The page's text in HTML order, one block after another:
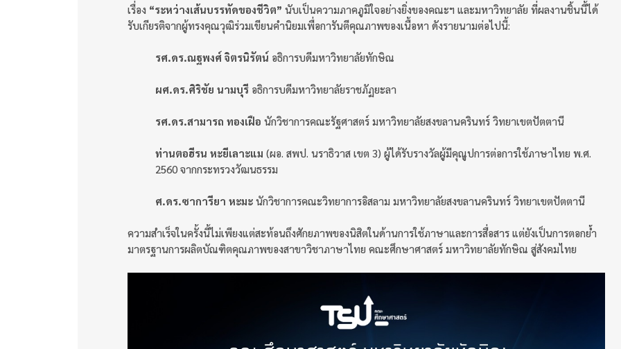
เรื่อง “ระหว่างเส้นบรรทัดของชีวิต” นับเป็นความภาคภูมิใจอย่างยิ่งของคณะฯ และมหาวิทยาลัย ที่ผลงานชิ้นนี้ได้
รับเกียรติจากผู้ทรงคุณวุฒิร่วมเขียนคำนิยมเพื่อการันตีคุณภาพของเนื้อหา ดังรายนามต่อไปนี้:
รศ.ดร.ณฐพงศ์ จิตรนิรัตน์ อธิการบดีมหาวิทยาลัยทักษิณ
ผศ.ดร.ศิริชัย นามบุรี อธิการบดีมหาวิทยาลัยราชภัฏยะลา
รศ.ดร.สามารถ ทองเฝือ นักวิชาการคณะรัฐศาสตร์ มหาวิทยาลัยสงขลานครินทร์ วิทยาเขตปัตตานี
ท่านตอฮีรน หะยีเลาะแม (ผอ. สพป. นราธิวาส เขต 3) ผู้ได้รับรางวัลผู้มีคุณูปการต่อการใช้ภาษาไทย พ.ศ.
2560 จากกระทรวงวัฒนธรรม
ศ.ดร.ซาการียา หะมะ นักวิชาการคณะวิทยาการอิสลาม มหาวิทยาลัยสงขลานครินทร์ วิทยาเขตปัตตานี
ความสำเร็จในครั้งนี้ไม่เพียงแต่สะท้อนถึงศักยภาพของนิสิตในด้านการใช้ภาษาและการสื่อสาร แต่ยังเป็นการตอกย้ำ
มาตรฐานการผลิตบัณฑิตคุณภาพของสาขาวิชาภาษาไทย คณะศึกษาศาสตร์ มหาวิทยาลัยทักษิณ สู่สังคมไทย